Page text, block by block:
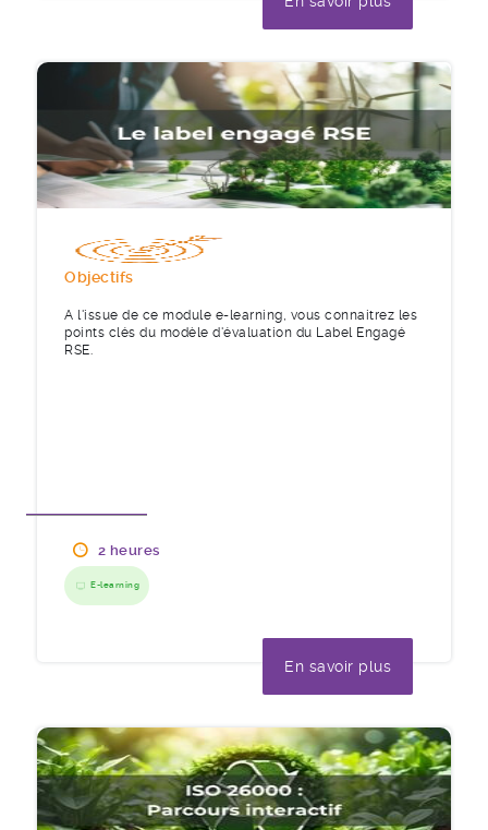
Objectifs
A l'issue de ce module e-learning, vous connaitrez les
points clés du modèle d'évaluation du Label Engagé
RSE.
2 heures
E-learning
En savoir plus